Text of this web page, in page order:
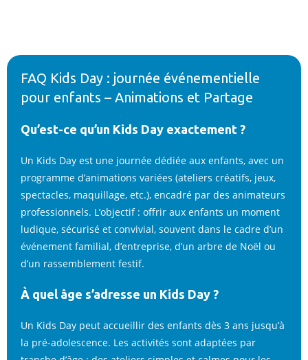
FAQ Kids Day : journée événementielle
pour enfants – Animations et Partage
Qu’est-ce qu’un Kids Day exactement ?
Un Kids Day est une journée dédiée aux enfants, avec un
programme d’animations variées (ateliers créatifs, jeux,
spectacles, maquillage, etc.), encadré par des animateurs
professionnels. L’objectif : offrir aux enfants un moment
ludique, sécurisé et convivial, souvent dans le cadre d’un
événement familial, d’entreprise, d’un arbre de Noël ou
d’un rassemblement festif.
À quel âge s’adresse un Kids Day ?
Un Kids Day peut accueillir des enfants dès 3 ans jusqu’à
la pré-adolescence. Les activités sont adaptées par